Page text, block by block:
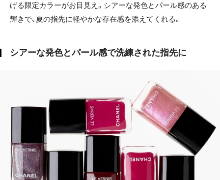
げる限定カラーがお目見え。シアーな発色とパール感のある
輝きで、夏の指先に軽やかな存在感を添えてくれる。
シアーな発色とパール感で洗練された指先に